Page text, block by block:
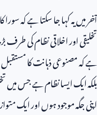
آخر میں یہ کہا جا سکتا ہے کہ
تخلیقی اور اخلاقی نظام کی
ہے کہ مصنوعی ذہانت کا
بلکہ ایک ایسا نظام ہے جس
اپنی جگہ موجود ہوں اور ایک